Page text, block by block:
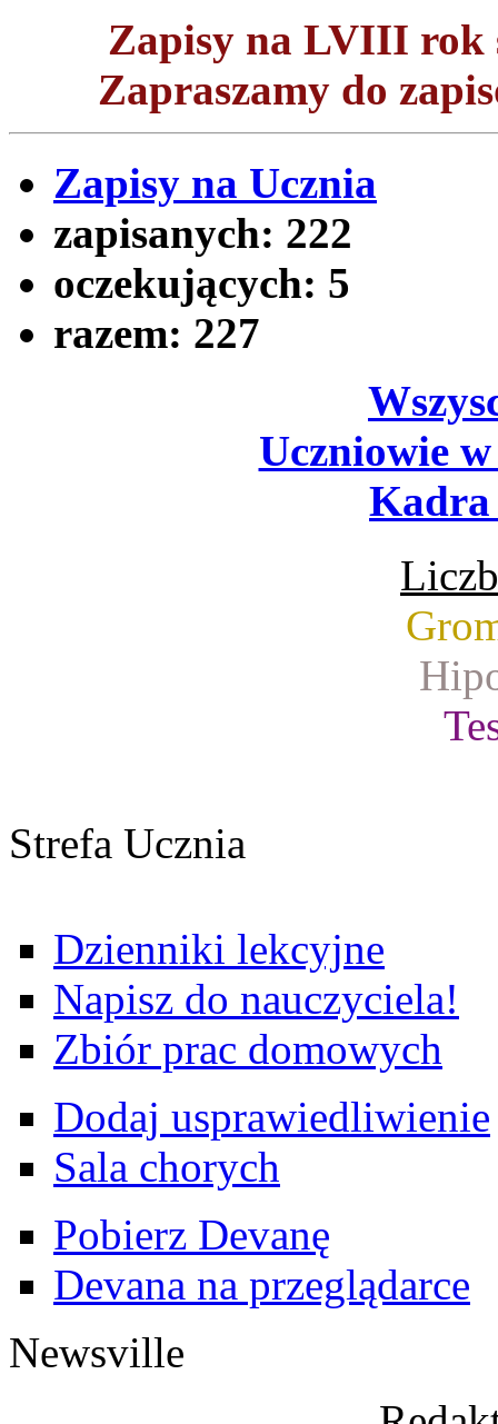
Zapisy na LVIII
Zapraszamy do
Zapisy na Ucznia
zapisanych: 222
oczekujących: 5
razem: 227
Uczniowie
Kadra
Strefa Ucznia
Dzienniki lekcyjne
Napisz do nauczyciela!
Zbiór prac domowych
Dodaj usprawiedliwienie
Sala chorych
Pobierz Devanę
Devana na przeglądarce
Newsville